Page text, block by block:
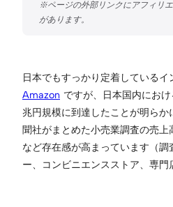
日本でもすっかり定着している
Amazon ですが、日本国内にお
兆円規模に到達したことが明ら
聞社がまとめた小売業調査の売上
など存在感が高まっています（
ー、コンビニエンスストア、専門